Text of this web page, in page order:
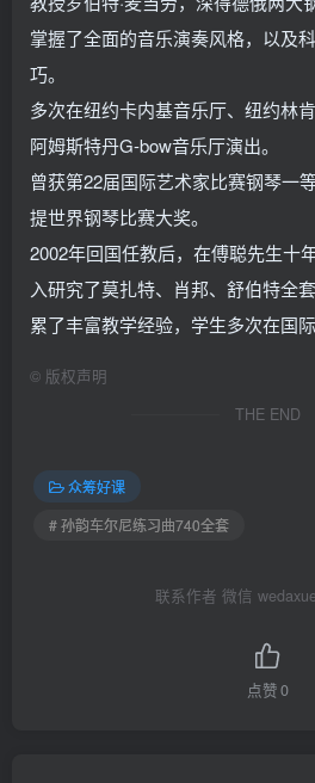
掌握了全面的音乐演奏风格，以及
巧。
多次在纽约卡内基音乐厅、纽约林
阿姆斯特丹G-bow音乐厅演出。
曾获第22届国际艺术家比赛钢琴一
提世界钢琴比赛大奖。
2002年回国任教后，在傅聪先生十
入研究了莫扎特、肖邦、舒伯特全
累了丰富教学经验，学生多次在国际
© 版权声明
THE END
众筹好课
# 孙韵车尔尼练习曲740全套
联系作者 微信
点赞0